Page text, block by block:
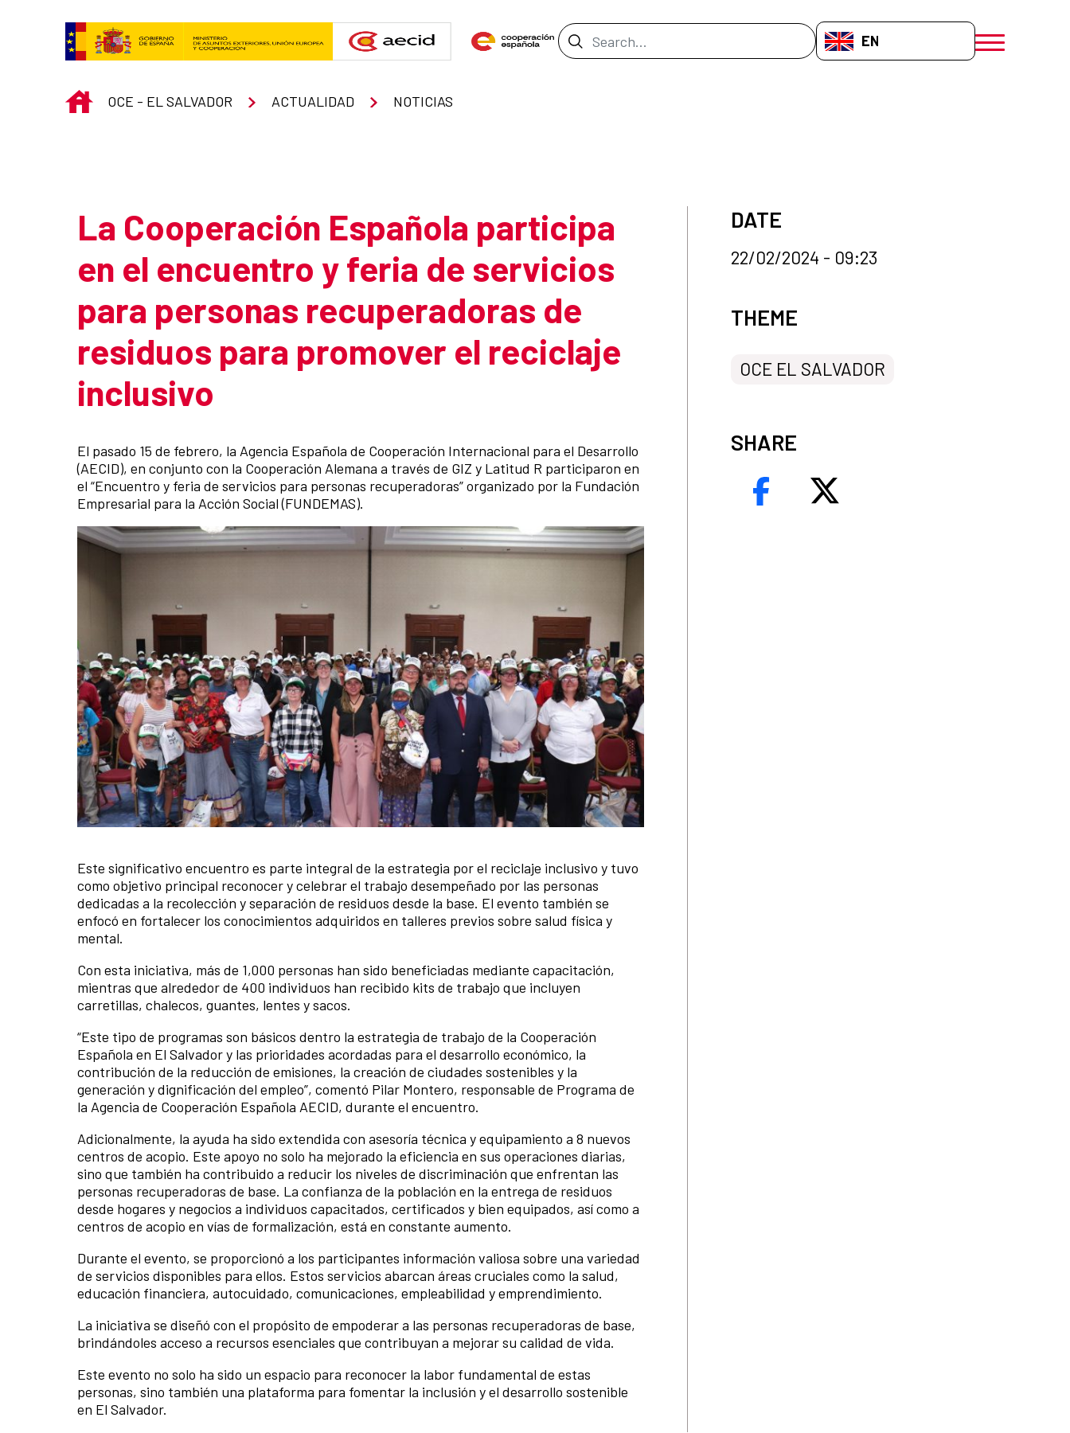
Search Bar EN-GB
menú móvil
INICIO
OCE - EL SALVADOR ACTUALIDAD NOTICIAS
La Cooperación Española participa
en el encuentro y feria de servicios
para personas recuperadoras de
residuos para promover el reciclaje
inclusivo
El pasado 15 de febrero, la Agencia Española de Cooperación Internacional para el Desarrollo
(AECID), en conjunto con la Cooperación Alemana a través de GIZ y Latitud R participaron en
el “Encuentro y feria de servicios para personas recuperadoras” organizado por la Fundación
Empresarial para la Acción Social (FUNDEMAS).
News content
Este significativo encuentro es parte integral de la estrategia por el reciclaje inclusivo y tuvo
como objetivo principal reconocer y celebrar el trabajo desempeñado por las personas
dedicadas a la recolección y separación de residuos desde la base. El evento también se
enfocó en fortalecer los conocimientos adquiridos en talleres previos sobre salud física y
mental.
Con esta iniciativa, más de 1,000 personas han sido beneficiadas mediante capacitación,
mientras que alrededor de 400 individuos han recibido kits de trabajo que incluyen
carretillas, chalecos, guantes, lentes y sacos.
“Este tipo de programas son básicos dentro la estrategia de trabajo de la Cooperación
Española en El Salvador y las prioridades acordadas para el desarrollo económico, la
contribución de la reducción de emisiones, la creación de ciudades sostenibles y la
generación y dignificación del empleo”, comentó Pilar Montero, responsable de Programa de
la Agencia de Cooperación Española AECID, durante el encuentro.
Adicionalmente, la ayuda ha sido extendida con asesoría técnica y equipamiento a 8 nuevos
centros de acopio. Este apoyo no solo ha mejorado la eficiencia en sus operaciones diarias,
sino que también ha contribuido a reducir los niveles de discriminación que enfrentan las
personas recuperadoras de base. La confianza de la población en la entrega de residuos
desde hogares y negocios a individuos capacitados, certificados y bien equipados, así como a
centros de acopio en vías de formalización, está en constante aumento.
Durante el evento, se proporcionó a los participantes información valiosa sobre una variedad
de servicios disponibles para ellos. Estos servicios abarcan áreas cruciales como la salud,
educación financiera, autocuidado, comunicaciones, empleabilidad y emprendimiento.
La iniciativa se diseñó con el propósito de empoderar a las personas recuperadoras de base,
brindándoles acceso a recursos esenciales que contribuyan a mejorar su calidad de vida.
Este evento no solo ha sido un espacio para reconocer la labor fundamental de estas
personas, sino también una plataforma para fomentar la inclusión y el desarrollo sostenible
en El Salvador.
DATE
22/02/2024 - 09:23
News categories
THEME
OCE EL SALVADOR
SHARE